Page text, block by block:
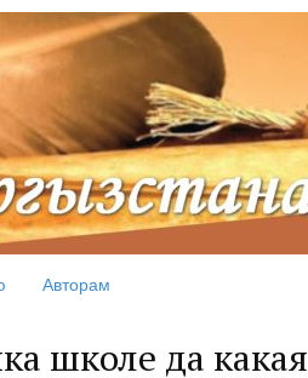
Авторам
школе да какая